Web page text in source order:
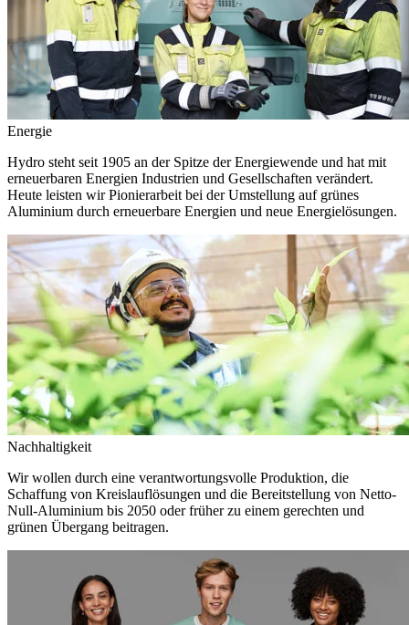
Energie
Hydro steht seit 1905 an der Spitze der Energiewende und hat mit
erneuerbaren Energien Industrien und Gesellschaften verändert.
Heute leisten wir Pionierarbeit bei der Umstellung auf grünes
Aluminium durch erneuerbare Energien und neue Energielösungen.
Nachhaltigkeit
Wir wollen durch eine verantwortungsvolle Produktion, die
Schaffung von Kreislauflösungen und die Bereitstellung von Netto-
Null-Aluminium bis 2050 oder früher zu einem gerechten und
grünen Übergang beitragen.